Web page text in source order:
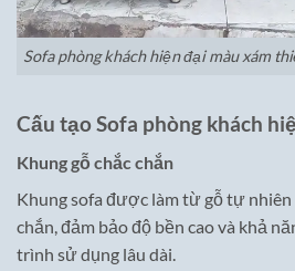
Sofa phòng khách hiện đại màu xám
Cấu tạo Sofa phòng khách
Khung gỗ chắc chắn
Khung sofa được làm từ gỗ tự nhiên
chắn, đảm bảo độ bền cao và khả
trình sử dụng lâu dài.